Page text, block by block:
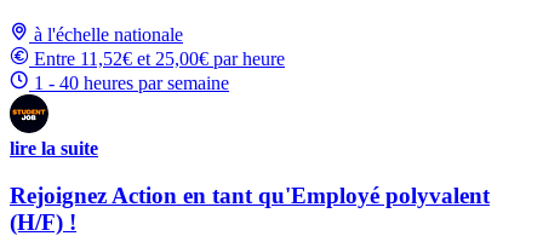
à l'échelle nationale
Entre 11,52€ et 25,00€ par heure
1 - 40 heures par semaine
lire la suite
Rejoignez Action en tant qu'Employé polyvalent
(H/F) !